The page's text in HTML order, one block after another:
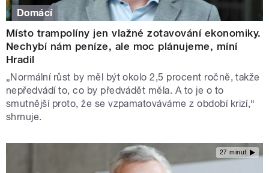
Domácí
Místo trampolíny jen vlažné zotavování ekonomiky.
Nechybí nám peníze, ale moc plánujeme, míní
Hradil
„Normální růst by měl být okolo 2,5 procent ročně, takže
nepředvádí to, co by předvádět měla. A to je o to
smutnější proto, že se vzpamatováváme z období krizí,“
shrnuje.
27 minut